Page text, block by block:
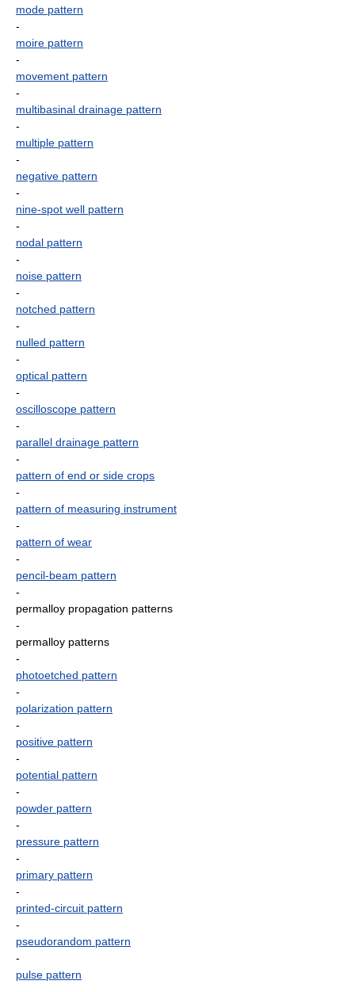
mode pattern
-
moire pattern
-
movement pattern
-
multibasinal drainage pattern
-
multiple pattern
-
negative pattern
-
nine-spot well pattern
-
nodal pattern
-
noise pattern
-
notched pattern
-
nulled pattern
-
optical pattern
-
oscilloscope pattern
-
parallel drainage pattern
-
pattern of end or side crops
-
pattern of measuring instrument
-
pattern of wear
-
pencil-beam pattern
-
permalloy propagation patterns
-
permalloy patterns
-
photoetched pattern
-
polarization pattern
-
positive pattern
-
potential pattern
-
powder pattern
-
pressure pattern
-
primary pattern
-
printed-circuit pattern
-
pseudorandom pattern
-
pulse pattern